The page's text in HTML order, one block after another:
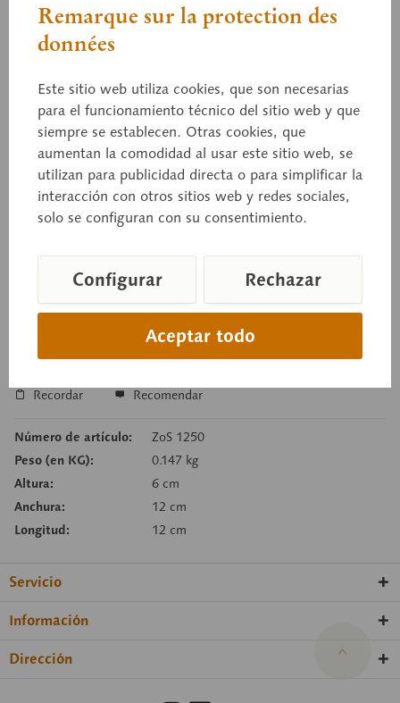
ZoS 1250
Rana dardo dorada
hembra, «Quebrada Quangüí», amarillo,
Phyllobates terribilis, Colombia, Departamento
Cauca, cuenca del río Saija. De tamaño natural, de
SOMSO-PLAST®.
Precio a consultar
Tiempo de entrega a petición
Recordar Recomendar
Número de artículo:
ZoS 1250
Peso (en KG):
0.147 kg
Altura:
6 cm
Anchura:
12 cm
Longitud:
12 cm
Servicio
Información
Dirección
Remarque sur la protection des
données
Este sitio web utiliza cookies, que son necesarias
para el funcionamiento técnico del sitio web y que
siempre se establecen. Otras cookies, que
aumentan la comodidad al usar este sitio web, se
utilizan para publicidad directa o para simplificar la
interacción con otros sitios web y redes sociales,
solo se configuran con su consentimiento.
Aceptar todo
Configurar Rechazar